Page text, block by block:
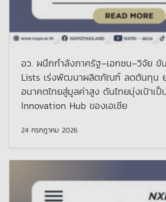
อว. ผนึกกำลังภาครัฐ–เอกชน–วิจัย ขั
Lists เร่งพัฒนาผลิตภัณฑ์ ลดต้นทุน ย
อนาคตไทยสู่มูลค่าสูง ดันไทยมุ่งเป้าเ
Innovation Hub ของเอเชีย
24 กรกฎาคม 2026